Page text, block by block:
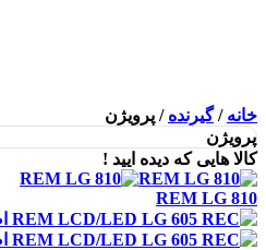
خانه /گیرنده / پرويژن
پرويژن
کالا هایی که دیده ایید !
REM LG 810